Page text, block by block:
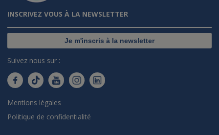
INSCRIVEZ VOUS À LA NEWSLETTER
Je m'inscris à la newsletter
Suivez nous sur :
Mentions légales
Politique de confidentialité